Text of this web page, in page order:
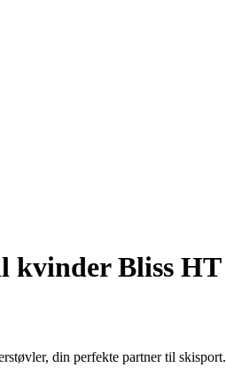
kvinder Bliss HT
din perfekte partner til skisport.